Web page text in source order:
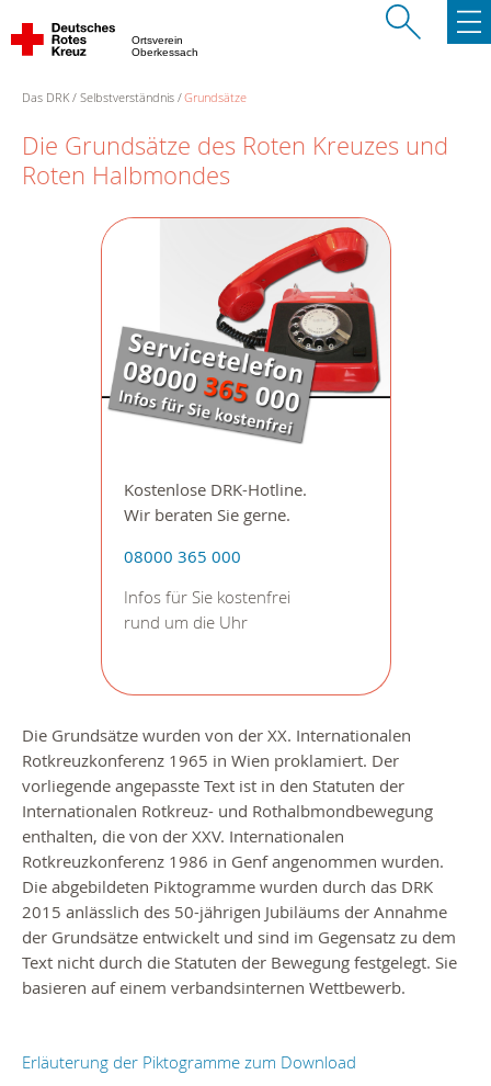
Ortsverein
Oberkessach
Das DRK Selbstverständnis Grundsätze
Die Grundsätze des Roten Kreuzes und
Roten Halbmondes
Kostenlose DRK-Hotline.
Wir beraten Sie gerne.
08000 365 000
Infos für Sie kostenfrei
rund um die Uhr
Die Grundsätze wurden von der XX. Internationalen
Rotkreuzkonferenz 1965 in Wien proklamiert. Der
vorliegende angepasste Text ist in den Statuten der
Internationalen Rotkreuz- und Rothalbmondbewegung
enthalten, die von der XXV. Internationalen
Rotkreuzkonferenz 1986 in Genf angenommen wurden.
Die abgebildeten Piktogramme wurden durch das DRK
2015 anlässlich des 50-jährigen Jubiläums der Annahme
der Grundsätze entwickelt und sind im Gegensatz zu dem
Text nicht durch die Statuten der Bewegung festgelegt. Sie
basieren auf einem verbandsinternen Wettbewerb.
Erläuterung der Piktogramme zum Download